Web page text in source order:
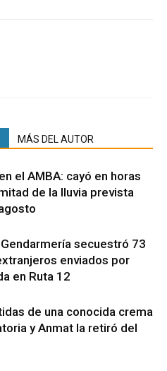
MÁS DEL AUTOR
el AMBA: cayó en horas
de la lluvia prevista
secuestró 73
enviados por
en Ruta 12
de una conocida crema
y Anmat la retiró del